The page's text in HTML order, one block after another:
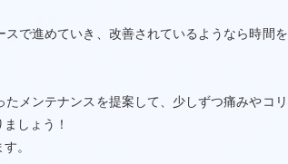
で進めていき、改善されているようなら時間を
メンテナンスを提案して、少しずつ痛みやコリ
しょう！
。